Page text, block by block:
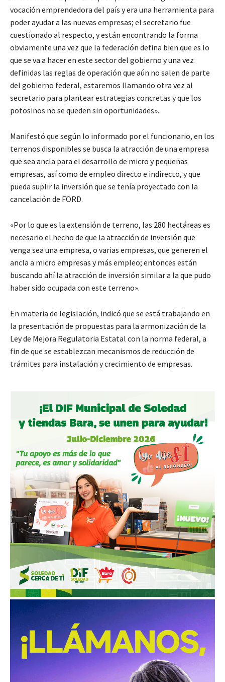
vocación emprendedora del país y era una herramienta para
poder ayudar a las nuevas empresas; el secretario fue
cuestionado al respecto, y están encontrando la forma
obviamente una vez que la federación defina bien que es lo
que se va a hacer en este sector del gobierno y una vez
definidas las reglas de operación que aún no salen de parte
del gobierno federal, estaremos llamando otra vez al
secretario para plantear estrategias concretas y que los
potosinos no se queden sin oportunidades».
Manifestó que según lo informado por el funcionario, en los
terrenos disponibles se busca la atracción de una empresa
que sea ancla para el desarrollo de micro y pequeñas
empresas, así como de empleo directo e indirecto, y que
pueda suplir la inversión que se tenía proyectado con la
cancelación de FORD.
«Por lo que es la extensión de terreno, las 280 hectáreas es
necesario el hecho de que la atracción de inversión que
venga sea una empresa, o varias empresas, que generen el
ancla a micro empresas y más empleo; entonces están
buscando ahí la atracción de inversión similar a la que pudo
haber sido ocupada con este terreno».
En materia de legislación, indicó que se está trabajando en
la presentación de propuestas para la armonización de la
Ley de Mejora Regulatoria Estatal con la norma federal, a
fin de que se establezcan mecanismos de reducción de
trámites para instalación y crecimiento de empresas.